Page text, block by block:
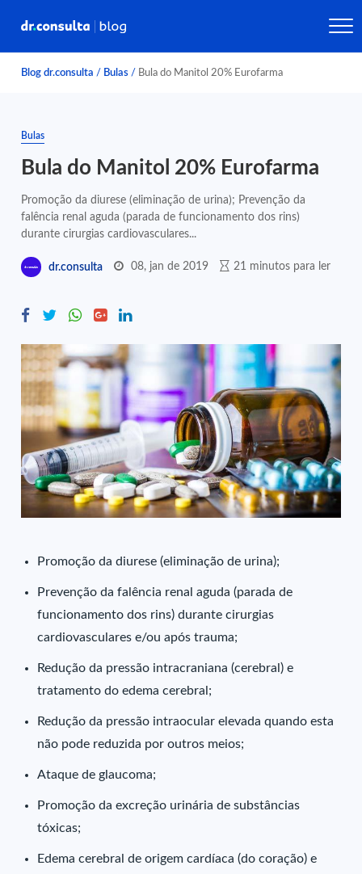
Blog dr.consulta / Bulas / Bula do Manitol 20% Eurofarma
Bulas
Bula do Manitol 20% Eurofarma
Promoção da diurese (eliminação de urina); Prevenção da
falência renal aguda (parada de funcionamento dos rins)
durante cirurgias cardiovasculares...
dr.consulta 08, jan de 2019 21 minutos para ler
Promoção da diurese (eliminação de urina);
Prevenção da falência renal aguda (parada de
funcionamento dos rins) durante cirurgias
cardiovasculares e/ou após trauma;
Redução da pressão intracraniana (cerebral) e
tratamento do edema cerebral;
Redução da pressão intraocular elevada quando esta
não pode reduzida por outros meios;
Ataque de glaucoma;
Promoção da excreção urinária de substâncias
tóxicas;
Edema cerebral de origem cardíaca (do coração) e